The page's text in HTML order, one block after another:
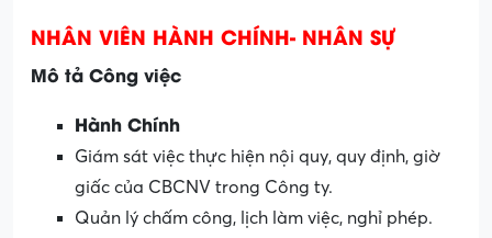
NHÂN VIÊN HÀNH CHÍNH- NHÂN SỰ
Mô tả Công việc
Hành Chính
Giám sát việc thực hiện nội quy, quy định, giờ
giấc của CBCNV trong Công ty.
Quản lý chấm công, lịch làm việc, nghỉ phép.